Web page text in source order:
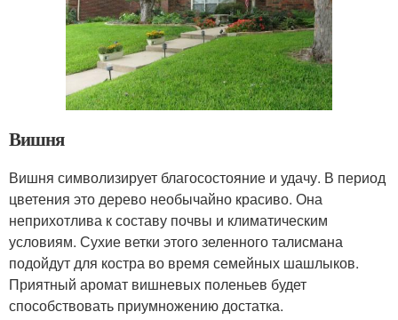
Вишня
Вишня символизирует благосостояние и удачу. В период
цветения это дерево необычайно красиво. Она
неприхотлива к составу почвы и климатическим
условиям. Сухие ветки этого зеленного талисмана
подойдут для костра во время семейных шашлыков.
Приятный аромат вишневых поленьев будет
способствовать приумножению достатка.